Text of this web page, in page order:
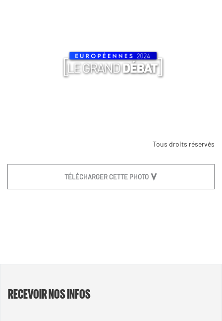
Tous droits réservés
TÉLÉCHARGER CETTE PHOTO
RECEVOIR NOS INFOS